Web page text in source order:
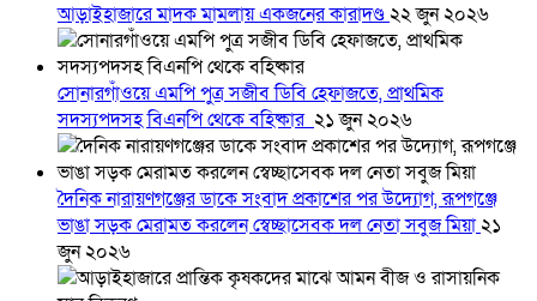
আড়াইহাজারে মাদক মামলায় একজনের কারাদণ্ড২২ জুন ২০২৬
সোনারগাঁওয়ে এমপি পুত্র সজীব ডিবি হেফাজতে, প্রাথমিক
সদস্যপদসহ বিএনপি থেকে বহিষ্কার ২১ জুন ২০২৬
দৈনিক নারায়ণগঞ্জের ডাকে সংবাদ প্রকাশের পর উদ্যোগ, রূপগঞ্জে
ভাঙা সড়ক মেরামত করলেন স্বেচ্ছাসেবক দল নেতা সবুজ মিয়া২১
জুন ২০২৬